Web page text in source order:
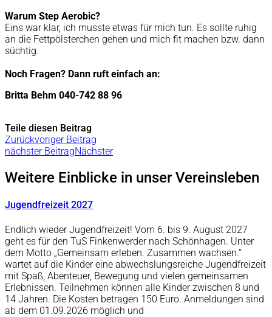
Warum Step Aerobic?
Eins war klar, ich musste etwas für mich tun. Es sollte ruhig
an die Fettpölsterchen gehen und mich fit machen bzw. dann
süchtig.
Noch Fragen? Dann ruft einfach an:
Britta Behm 040-742 88 96
Teile diesen Beitrag
Zurückvoriger Beitrag
nächster BeitragNächster
Weitere Einblicke in unser Vereinsleben
Jugendfreizeit 2027
Endlich wieder Jugendfreizeit! Vom 6. bis 9. August 2027
geht es für den TuS Finkenwerder nach Schönhagen. Unter
dem Motto „Gemeinsam erleben. Zusammen wachsen.“
wartet auf die Kinder eine abwechslungsreiche Jugendfreizeit
mit Spaß, Abenteuer, Bewegung und vielen gemeinsamen
Erlebnissen. Teilnehmen können alle Kinder zwischen 8 und
14 Jahren. Die Kosten betragen 150 Euro. Anmeldungen sind
ab dem 01.09.2026 möglich und